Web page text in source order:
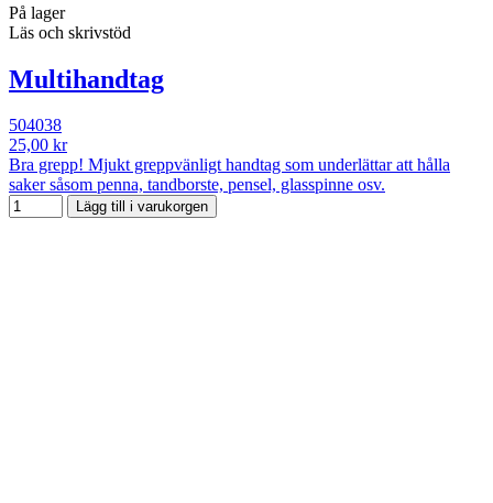
På lager
Läs och skrivstöd
Multihandtag
504038
25,00 kr
Bra grepp! Mjukt greppvänligt handtag som underlättar att hålla
saker såsom penna, tandborste, pensel, glasspinne osv.
Lägg till i varukorgen